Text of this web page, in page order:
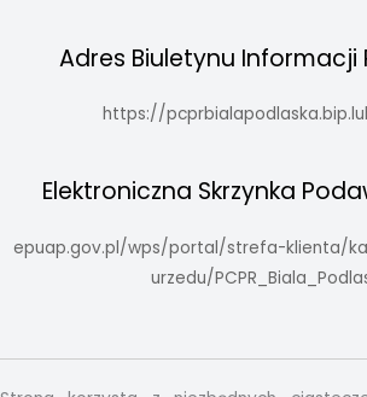
Adres Biuletynu Informacji
https://
Elektroniczna Skrzynka
epuap.gov.pl/wps/portal/strefa-klienta/
urzedu/